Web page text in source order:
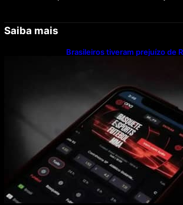
Saiba mais
Brasileiros tiveram prejuízo de